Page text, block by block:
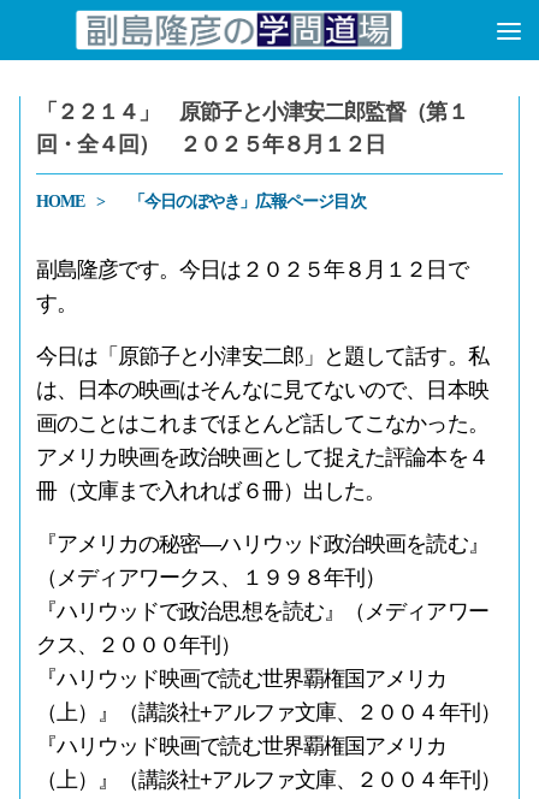
コンテンツへスキップ
「２２１４」 原節子と小津安二郎監督（第１
回・全４回） ２０２５年８月１２日
HOME 「今日のぼやき」広報ページ目次
副島隆彦です。今日は２０２５年８月１２日で
す。
今日は「原節子と小津安二郎」と題して話す。私
は、日本の映画はそんなに見てないので、日本映
画のことはこれまでほとんど話してこなかった。
アメリカ映画を政治映画として捉えた評論本を４
冊（文庫まで入れれば６冊）出した。
『アメリカの秘密―ハリウッド政治映画を読む』
（メディアワークス、１９９８年刊）
『ハリウッドで政治思想を読む』（メディアワー
クス、２０００年刊）
『ハリウッド映画で読む世界覇権国アメリカ
（上）』（講談社+アルファ文庫、２００４年刊）
『ハリウッド映画で読む世界覇権国アメリカ
（上）』（講談社+アルファ文庫、２００４年刊）